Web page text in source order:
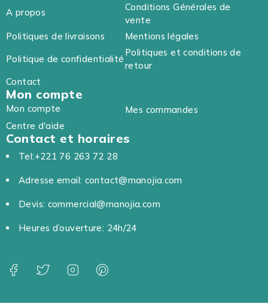
A propos
Conditions Générales de
vente
Politiques de livraisons
Mentions légales
Politique de confidentialité
Politiques et conditions de
retour
Contact
Mon compte
Mon compte
Mes commandes
Centre d'aide
Contact et horaires
Tel:+221 76 263 72 28
Adresse email: contact@manojia.com
Devis: commercial@manojia.com
Heures d’ouverture: 24h/24